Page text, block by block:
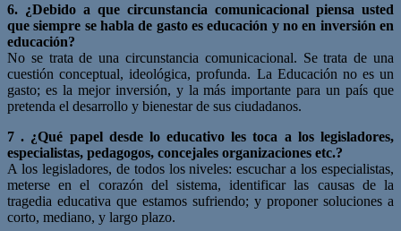
6. ¿Debido a que circunstancia comunicacional piensa usted
que siempre se habla de gasto es educación y no en inversión en
educación?
No se trata de una circunstancia comunicacional. Se trata de una
cuestión conceptual, ideológica, profunda. La Educación no es un
gasto; es la mejor inversión, y la más importante para un país que
pretenda el desarrollo y bienestar de sus ciudadanos.
7 . ¿Qué papel desde lo educativo les toca a los legisladores,
especialistas, pedagogos, concejales organizaciones etc.?
A los legisladores, de todos los niveles: escuchar a los especialistas,
meterse en el corazón del sistema, identificar las causas de la
tragedia educativa que estamos sufriendo; y proponer soluciones a
corto, mediano, y largo plazo.